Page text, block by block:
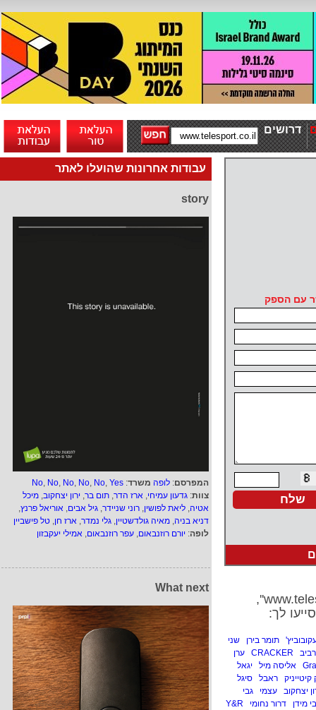
דרושים
עבודות אחרונות שהועלו לאתר
story
המפרסם: לופה משרד:
No, No, No, No, No, Yes
צוות: גדעון עמיחי, ארז הדר, תום בר, ירון יצחקוב, מיכל
אטיה, ליאת לפושין, רוני שניידר, גיל אבים, אוריאל פרנץ,
דניא בניה, מאיה גולדשטיין, גלי נמדר, ארז חן, טל פישביין
לופה: יורם רוזנבאום, עפר רוזנבאום, אמילי יעקבזון
What next
עם הספק
לך:
תומר בירן
שני
CRACKER
ערן
אליסה מיל
יגאל
ראבל
סיגל
יצחקוב
עצמי
גבי
מידן
דרור נחומי
Y&R